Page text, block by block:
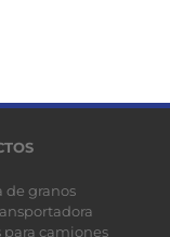
de granos
para camiones